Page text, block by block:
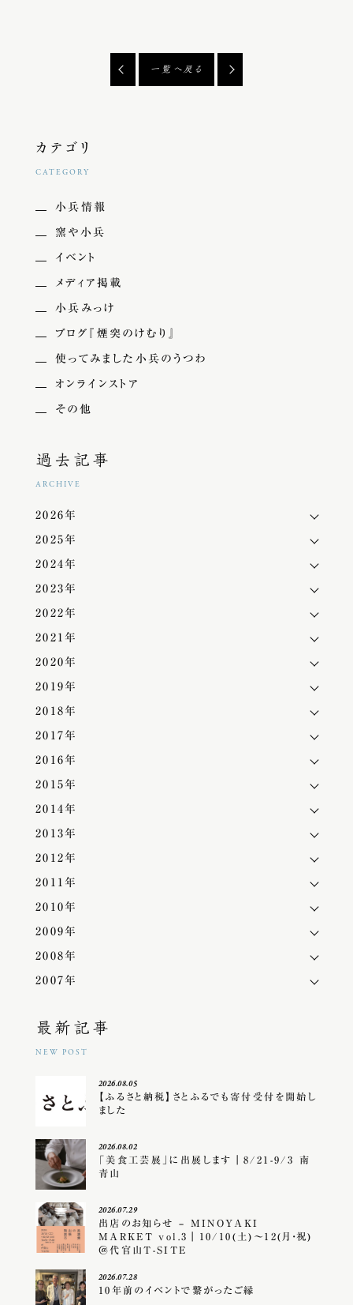
一覧へ戻る
カテゴリ
CATEGORY
小兵情報
窯や小兵
イベント
メディア掲載
小兵みっけ
ブログ『煙突のけむり』
使ってみました小兵のうつわ
オンラインストア
その他
過去記事
ARCHIVE
2026年
2025年
2024年
2023年
2022年
2021年
2020年
2019年
2018年
2017年
2016年
2015年
2014年
2013年
2012年
2011年
2010年
2009年
2008年
2007年
最新記事
NEW POST
2026.08.05
【ふるさと納税】さとふるでも寄付受付を開始し
ました
2026.08.02
「美食工芸展」に出展します｜8/21-9/3 南
青山
2026.07.29
出店のお知らせ – MINOYAKI
MARKET vol.3｜10/10(土)〜12(月・祝)
＠代官山T-SITE
2026.07.28
10年前のイベントで繋がったご縁